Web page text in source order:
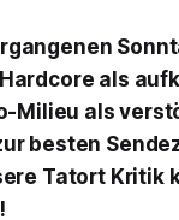
Hardcore als
Milieu als
besten
TatortKritik